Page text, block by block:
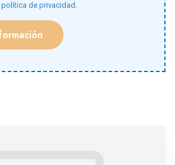
política de privacidad .